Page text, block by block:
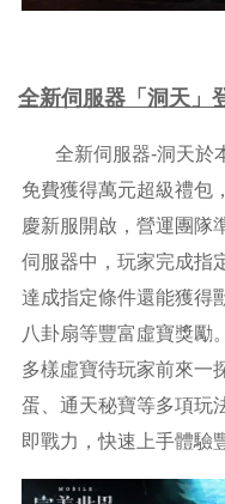
全新伺服器「洞天」
全新伺服器-洞天於
免費獲得萬元超級禮包
慶新服開啟，營運團隊
伺服器中，玩家完成指
達成指定條件還能獲得
八卦扇等豐富虛寶獎勵
多樣虛寶待玩家前來一
蛋、通天秘寶等多項玩
即戰力，快速上手體驗